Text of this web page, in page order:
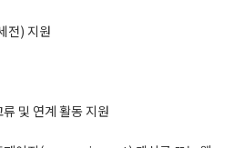
전) 지원
및 연계 활동 지원